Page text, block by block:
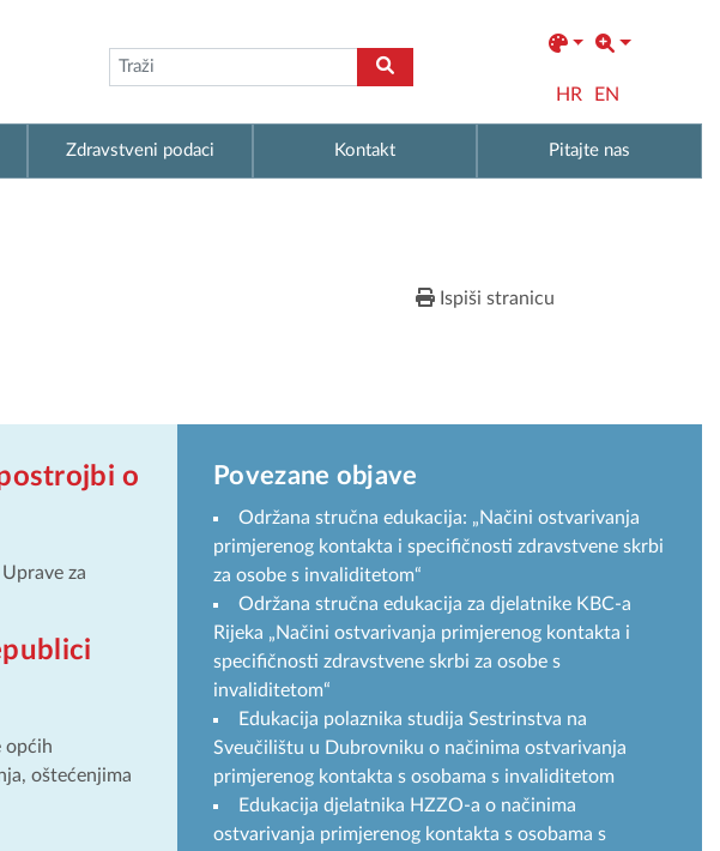
HR EN
Zdravstveni podaci Kontakt Pitajte nas
Ispiši stranicu
o
za
općih
oštećenjima
Povezane objave
Održana stručna edukacija: „Načini ostvarivanja
primjerenog kontakta i specifičnosti zdravstvene skrbi
za osobe s invaliditetom“
Održana stručna edukacija za djelatnike KBC-a
Rijeka „Načini ostvarivanja primjerenog kontakta i
specifičnosti zdravstvene skrbi za osobe s
invaliditetom“
Edukacija polaznika studija Sestrinstva na
Sveučilištu u Dubrovniku o načinima ostvarivanja
primjerenog kontakta s osobama s invaliditetom
Edukacija djelatnika HZZO-a o načinima
ostvarivanja primjerenog kontakta s osobama s